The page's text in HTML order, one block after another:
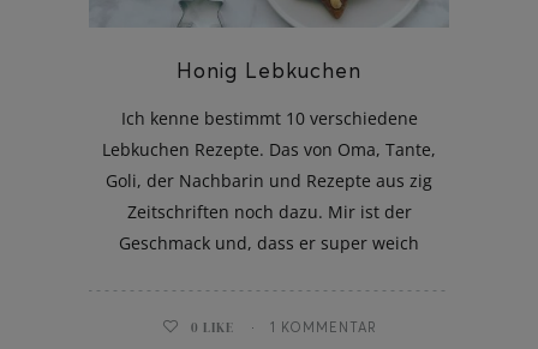
Eis am Stil
Honig Lebkuchen
Ich kenne bestimmt 10 verschiedene
Lebkuchen Rezepte. Das von Oma, Tante,
Goli, der Nachbarin und Rezepte aus zig
Zeitschriften noch dazu. Mir ist der
Geschmack und, dass er super weich
0 LIKE 1 KOMMENTAR